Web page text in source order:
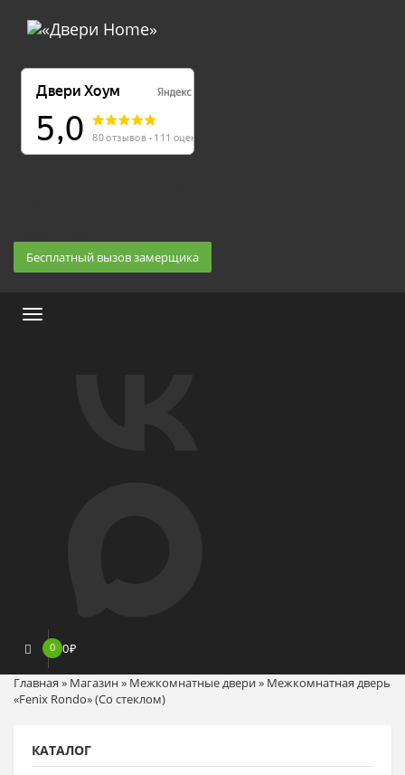
Бесплатный вызов замерщика
Меню
0 0₽
Главная » Магазин» Межкомнатные двери» Межкомнатная дверь
«Fenix Rondo» (Со стеклом)
КАТАЛОГ